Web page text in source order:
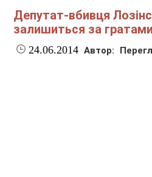
Депутат-вбивця
залишиться за
24.06.2014 Автор: